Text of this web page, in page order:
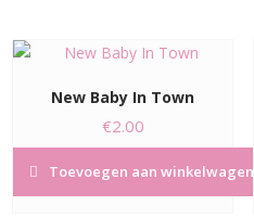
New Baby In Town
€2.00
Toevoegen aan winkelwagen